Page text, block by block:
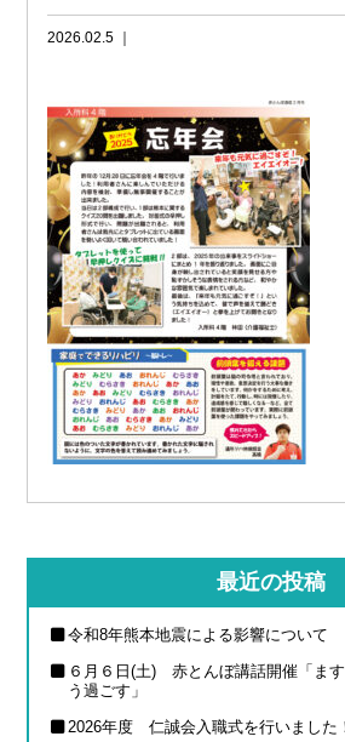
2026.02.5 ｜
最近の投稿
令和8年熊本地震による影響について
６月６日(土) 赤とんぼ講話開催「ま
う過ごす」
2026年度 仁誠会入職式を行いました